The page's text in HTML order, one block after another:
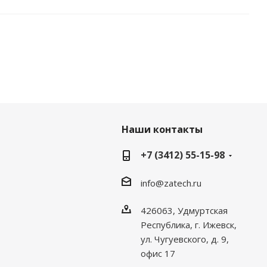
Наши контакты
+7 (3412) 55-15-98
info@zatech.ru
426063, Удмуртская
Республика, г. Ижевск,
ул. Чугуевского, д. 9,
офис 17